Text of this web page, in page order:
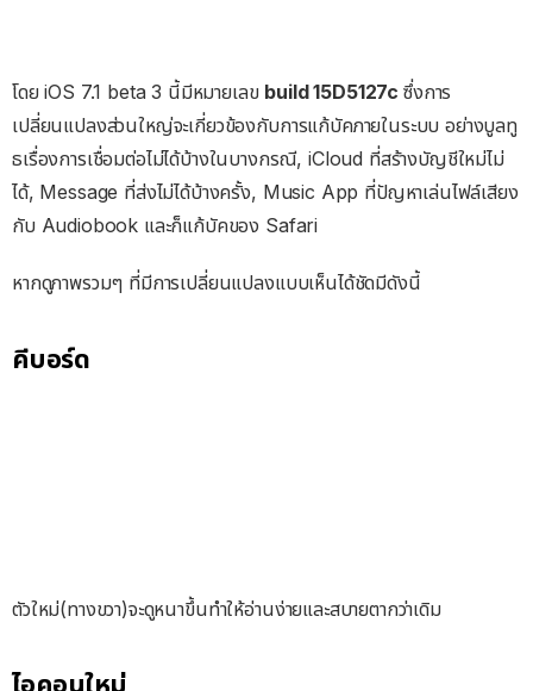
โดย iOS 7.1 beta 3 นี้มีหมายเลข build 15D5127c ซึ่งการ
เปลี่ยนแปลงส่วนใหญ่จะเกี่ยวข้องกับการแก้บัคภายในระบบ อย่างบูลทู
ธเรื่องการเชื่อมต่อไม่ได้บ้างในบางกรณี, iCloud ที่สร้างบัญชีใหม่ไม่
ได้, Message ที่ส่งไม่ได้บ้างครั้ง, Music App ที่ปัญหาเล่นไฟล์เสียง
กับ Audiobook และก็แก้บัคของ Safari
หากดูภาพรวมๆ ที่มีการเปลี่ยนแปลงแบบเห็นได้ชัดมีดังนี้
คีบอร์ด
ตัวใหม่(ทางขวา)จะดูหนาขึ้นทำให้อ่านง่ายและสบายตากว่าเดิม
ไอคอนใหม่